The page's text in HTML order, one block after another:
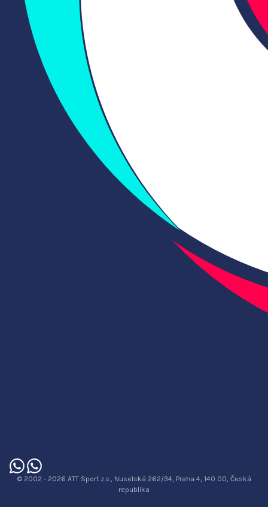
© 2002 - 2026 ATT Sport z.s., Nuselská 262/34, Praha 4, 140 00, Česká
republika